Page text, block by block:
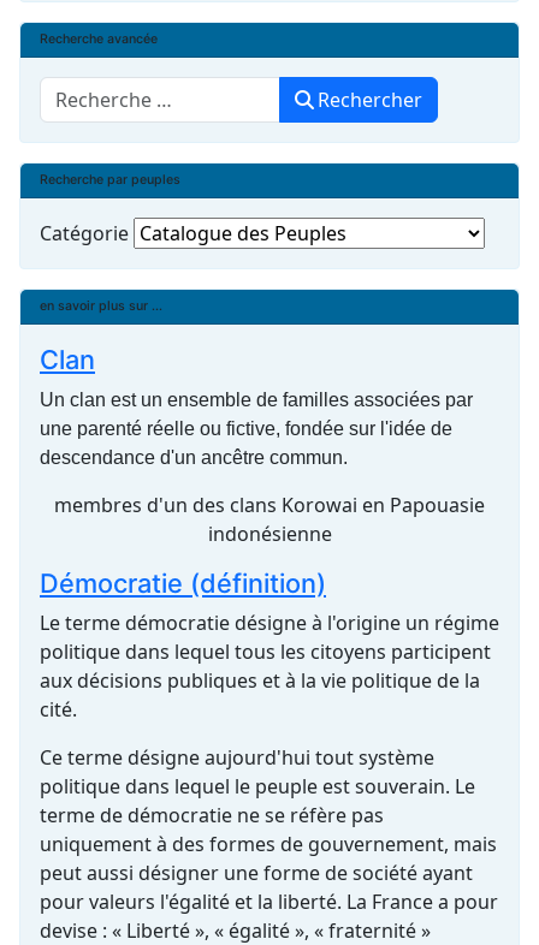
Recherche avancée
Rechercher Rechercher
Recherche par peuples
Catégorie
en savoir plus sur ...
Clan
Un clan est un ensemble de familles associées par
une parenté réelle ou fictive, fondée sur l'idée de
descendance d'un ancêtre commun.
membres d'un des clans Korowai en Papouasie
indonésienne
Démocratie (définition)
Le terme démocratie désigne à l'origine un régime
politique dans lequel tous les citoyens participent
aux décisions publiques et à la vie politique de la
cité.
Ce terme désigne aujourd'hui tout système
politique dans lequel le peuple est souverain. Le
terme de démocratie ne se réfère pas
uniquement à des formes de gouvernement, mais
peut aussi désigner une forme de société ayant
pour valeurs l'égalité et la liberté. La France a pour
devise : « Liberté », « égalité », « fraternité »